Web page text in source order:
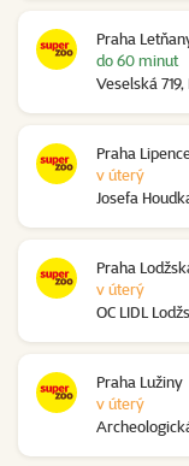
Praha
Veselská 719,
do 60 minut
Praha
Josefa
v úterý
Praha
OC LIDL
v úterý
Praha Lužiny
v úterý